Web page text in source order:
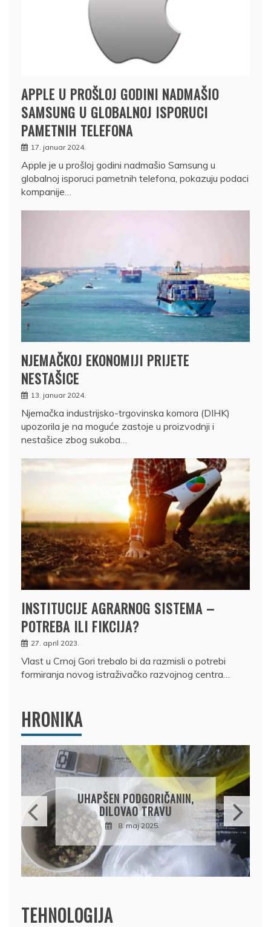
APPLE U PROŠLOJ GODINI NADMAŠIO
SAMSUNG U GLOBALNOJ ISPORUCI
PAMETNIH TELEFONA
17. januar 2024.
Apple je u prošloj godini nadmašio Samsung u
globalnoj isporuci pametnih telefona, pokazuju podaci
kompanije…
NJEMAČKOJ EKONOMIJI PRIJETE
NESTAŠICE
13. januar 2024.
Njemačka industrijsko-trgovinska komora (DIHK)
upozorila je na moguće zastoje u proizvodnji i
nestašice zbog sukoba…
INSTITUCIJE AGRARNOG SISTEMA –
POTREBA ILI FIKCIJA?
27. april 2023.
Vlast u Crnoj Gori trebalo bi da razmisli o potrebi
formiranja novog istraživačko razvojnog centra…
HRONIKA
DRŽAVLJANIN RUSIJE
OSUMNJIČEN DA JE
PRODAO TUĐI BMW,
DRŽAVU NAPUSTIO
BRODOM
12. februar 2025.
TEHNOLOGIJA